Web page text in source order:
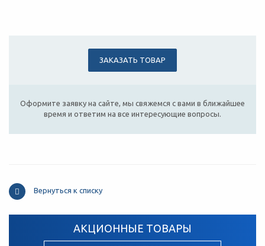
ЗАКАЗАТЬ ТОВАР
Оформите заявку на сайте, мы свяжемся с вами в ближайшее
время и ответим на все интересующие вопросы.
Вернуться к списку
АКЦИОННЫЕ ТОВАРЫ